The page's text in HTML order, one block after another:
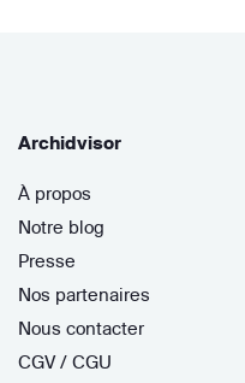
Archidvisor
À propos
Notre blog
Presse
Nos partenaires
Nous contacter
CGV / CGU